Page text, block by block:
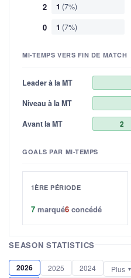
2 1 (7%)
0 1 (7%)
MI-TEMPS VERS FIN DE MATCH
Leader à la MT
Niveau à la MT
Avant la MT
2
GOALS PAR MI-TEMPS
1ÈRE PÉRIODE
7 marqué6 concédé
SEASON STATISTICS
2026 2025 2024 Plus